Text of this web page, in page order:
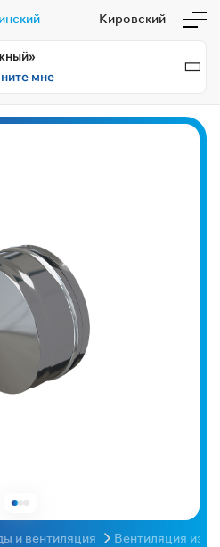
Кировский
мне
и вентиляция Вентиляция из